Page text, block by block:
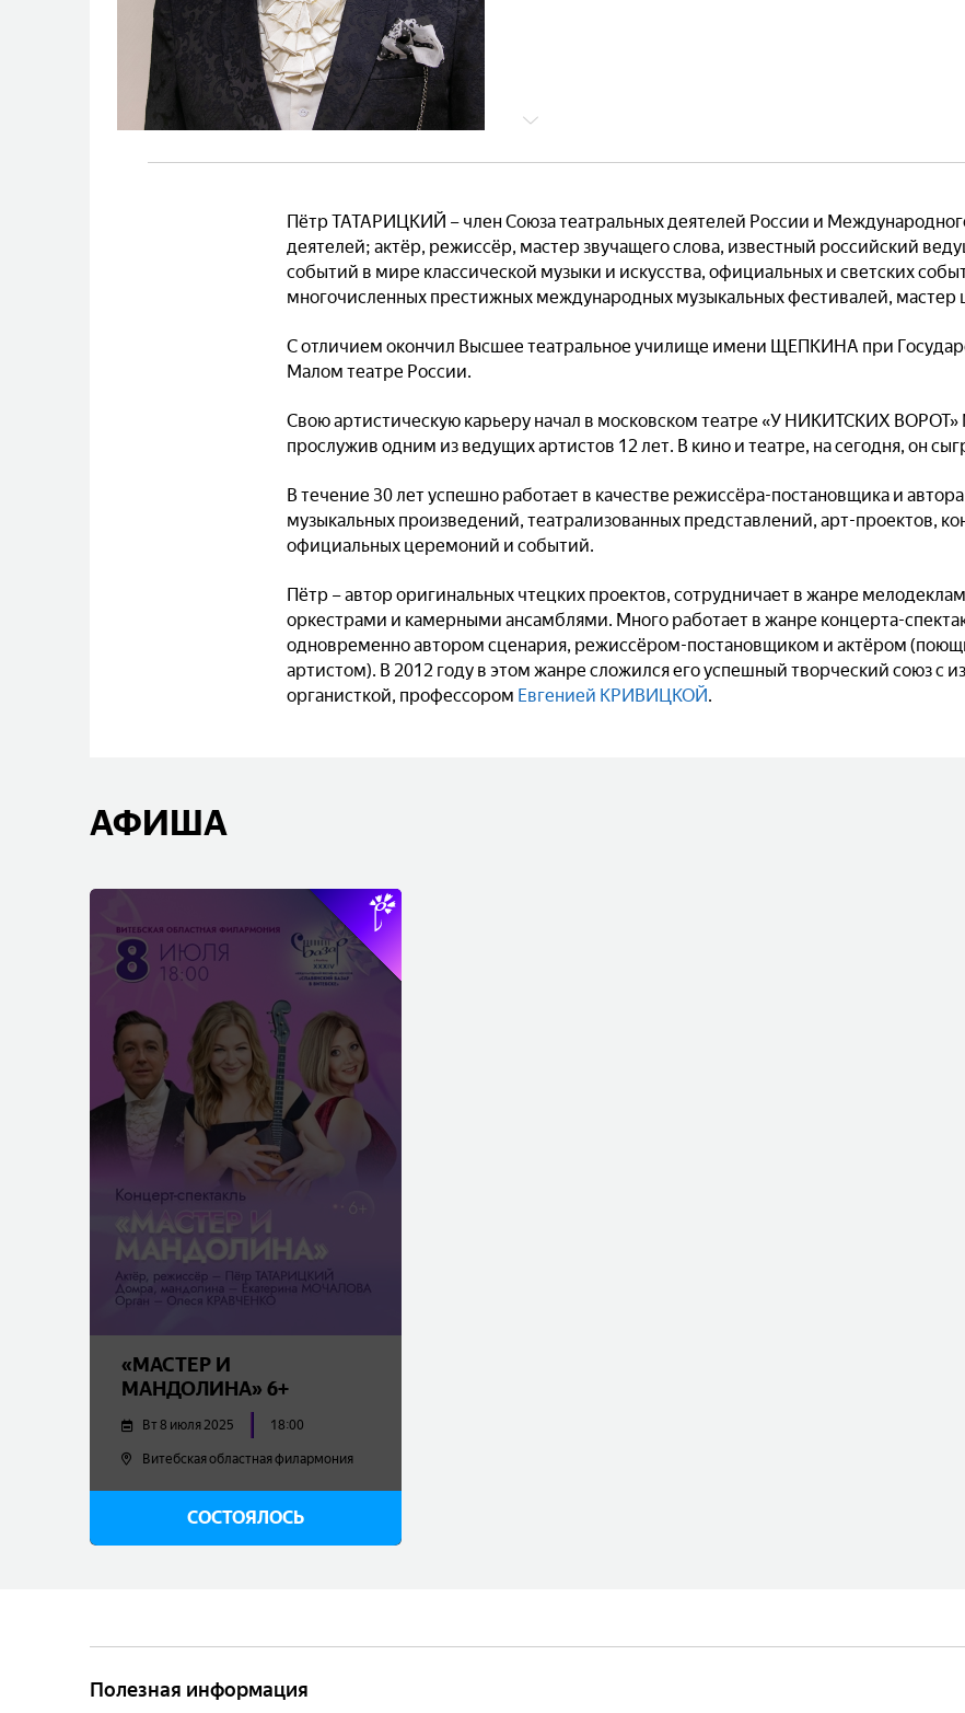
Пётр ТАТАРИЦКИЙ – член Союза театральных деятелей России и
деятелей; актёр, режиссёр, мастер звучащего слова, известный российский
событий в мире классической музыки и искусства, официальных и светских
многочисленных престижных международных музыкальных фестивалей, мастер
С отличием окончил Высшее театральное училище имени ЩЕПКИНА при
Малом театре России.
Свою артистическую карьеру начал в московском театре «У НИКИТСКИХ
прослужив одним из ведущих артистов 12 лет. В кино и театре, на сегодня, он
В течение 30 лет успешно работает в качестве режиссёра-постановщика и
музыкальных произведений, театрализованных представлений, арт-проектов,
официальных церемоний и событий.
Пётр – автор оригинальных чтецких проектов, сотрудничает в жанре
оркестрами и камерными ансамблями. Много работает в жанре концерта-
одновременно автором сценария, режиссёром-постановщиком и актёром
артистом). В 2012 году в этом жанре сложился его успешный творческий союз с
органисткой, профессором Евгенией КРИВИЦКОЙ.
АФИША
СОСТОЯЛОСЬ
«МАСТЕР И
МАНДОЛИНА» 6+
Вт 8 июля 2025 18:00
Витебская областная филармония
Полезная информация